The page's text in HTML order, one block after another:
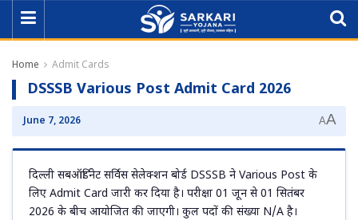
Home Admit Cards
DSSSB Various Post Admit Card 2026
June 7, 2026 AA
दिल्ली सबऑर्डिनेट सर्विस सेलेक्शन बोर्ड DSSSB ने Various Post के
लिए Admit Card जारी कर दिया है। परीक्षा 01 जून से 01 सितंबर
2026 के बीच आयोजित की जाएगी। कुल पदों की संख्या N/A है।